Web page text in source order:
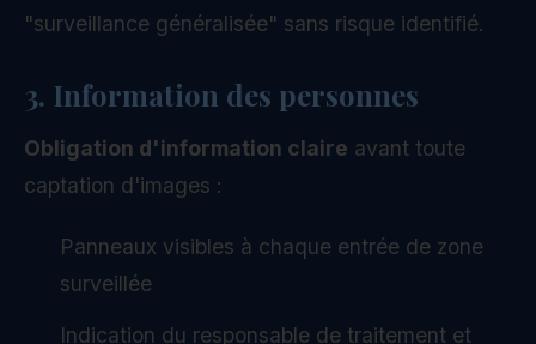
"surveillance généralisée" sans risque identifié.
3. Information des personnes
Obligation d'information claire avant toute
captation d'images :
Panneaux visibles à chaque entrée de zone
surveillée
Indication du responsable de traitement et